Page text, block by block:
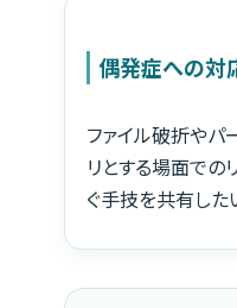
偶発症への対
ファイル破折やパ
リとする場面での
ぐ手技を共有した